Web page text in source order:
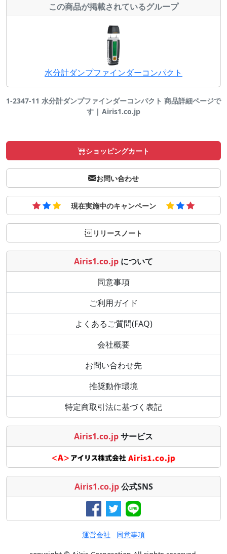
この商品が掲載されているグループ
水分計ダンプファインダーコンパクト
1-2347-11 水分計ダンプファインダーコンパクト 商品詳細ページで
す | Airis1.co.jp
ショッピングカート
お問い合わせ
現在実施中のキャンペーン
リリースノート
Airis1.co.jp について
同意事項
ご利用ガイド
よくあるご質問(FAQ)
会社概要
お問い合わせ先
推奨動作環境
特定商取引法に基づく表記
Airis1.co.jpサービス
Airis1.co.jp 公式SNS
運営会社 同意事項